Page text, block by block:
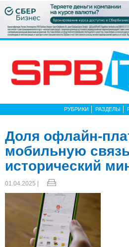
РУБРИКИ РАЗДЕЛЫ
Доля офлайн-
мобильную
исторический
01.04.2025 |